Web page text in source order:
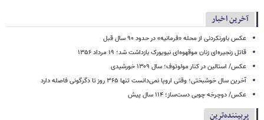
آخرین اخبار
عکس باورنکردنی از محله «فرمانیه» در حدود ۹۰ سال قبل
قاتل زنجیره‌ای زنان موقهوه‌ای نیویورک بازداشت شد؛ ۱۹ مرداد ۱۳۵۶
عکس/ استالین در کنار مولوتوف؛ سال ۱۳۰۹ خورشیدی
آخرین سال خوشبختی؛ وقتی اروپا نمی‌دانست تنها ۳۶۵ روز تا دگرگونی فاصله دارد
عکس/ دوچرخه چوبی دست‌ساز؛ ۱۱۴ سال پیش
پربیننده‌ترین